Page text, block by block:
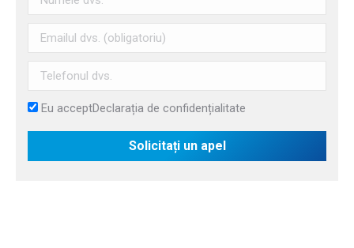
Eu acceptDeclarația de confidențialitate